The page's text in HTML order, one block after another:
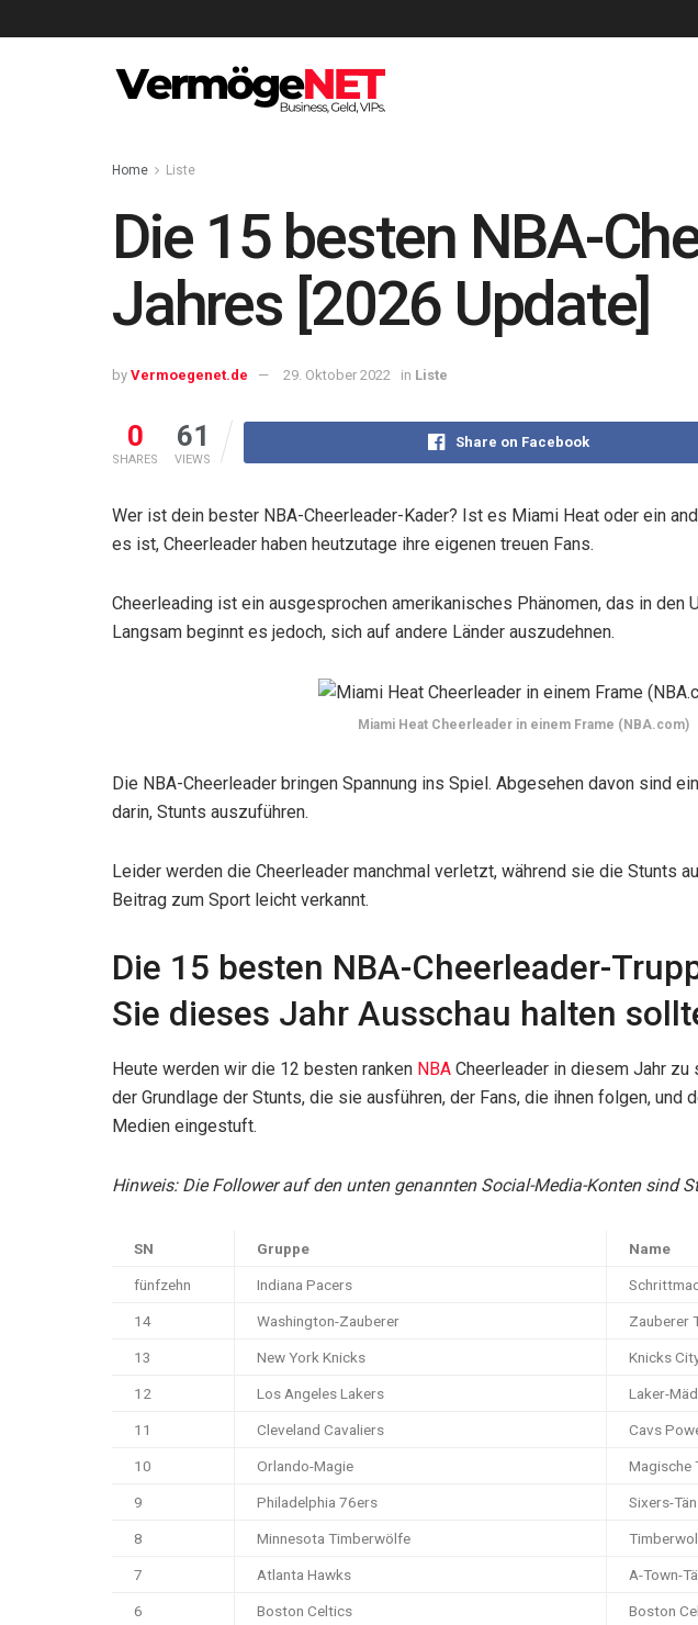
Home Liste
Die 15 besten NBA-
Jahres [2026 Update]
by Vermoegenet.de 29. Oktober 2022 in Liste
0
SHARES
61
VIEWS
Share on Facebook
Wer ist dein bester NBA-Cheerleader-Kader? Ist es Miami Heat oder ein
es ist, Cheerleader haben heutzutage ihre eigenen treuen Fans.
Cheerleading ist ein ausgesprochen amerikanisches Phänomen, das in den
Langsam beginnt es jedoch, sich auf andere Länder auszudehnen.
Miami Heat Cheerleader in einem Frame (NBA.com)
Die NBA-Cheerleader bringen Spannung ins Spiel. Abgesehen davon sind
darin, Stunts auszuführen.
Leider werden die Cheerleader manchmal verletzt, während sie die Stunts
Beitrag zum Sport leicht verkannt.
Die 15 besten NBA-Cheerleader-
Sie dieses Jahr Ausschau halten
Heute werden wir die 12 besten ranken NBA Cheerleader in diesem Jahr zu
der Grundlage der Stunts, die sie ausführen, der Fans, die ihnen folgen, und
Medien eingestuft.
Hinweis: Die Follower auf den unten genannten Social-Media-Konten sind
SN Gruppe Name
fünfzehn Indiana Pacers
14 Washington-Zauberer Zauberer
13 New York Knicks Knicks
12 Los Angeles Lakers Laker-
11 Cleveland Cavaliers Cavs
10 Orlando-Magie Magische
9 Philadelphia 76ers Sixers-
8 Minnesota Timberwölfe
7 Atlanta Hawks A-Town-
6 Boston Celtics Boston